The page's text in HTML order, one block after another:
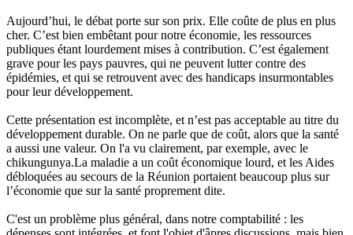
Aujourd’hui, le débat porte sur son prix. Elle coûte de plus en plus
cher. C’est bien embêtant pour notre économie, les ressources
publiques étant lourdement mises à contribution. C’est également
grave pour les pays pauvres, qui ne peuvent lutter contre des
épidémies, et qui se retrouvent avec des handicaps insurmontables
pour leur développement.
Cette présentation est incomplète, et n’est pas acceptable au titre du
développement durable. On ne parle que de coût, alors que la santé
a aussi une valeur. On l'a vu clairement, par exemple, avec le
chikungunya.La maladie a un coût économique lourd, et les Aides
débloquées au secours de la Réunion portaient beaucoup plus sur
l’économie que sur la santé proprement dite.
C'est un problème plus général, dans notre comptabilité : les